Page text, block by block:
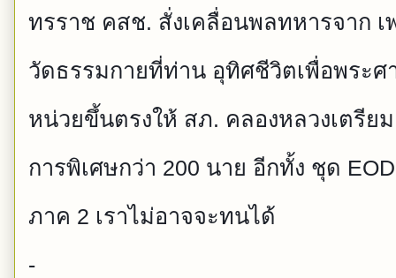
ทรราช คสช. สั่งเคลื่อนพลทหารจาก
วัดธรรมกายที่ท่าน อุทิศชีวิตเพื่อพระศ
หน่วยขึ้นตรงให้ สภ. คลองหลวงเตรีย
การพิเศษกว่า 200 นาย อีกทั้ง ชุด
ภาค 2 เราไม่อาจจะทนได้
-